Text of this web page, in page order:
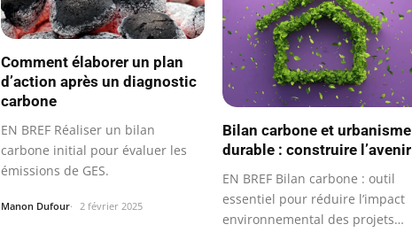
Comment élaborer un plan
d’action après un diagnostic
carbone
EN BREF Réaliser un bilan
carbone initial pour évaluer les
émissions de GES.
Manon Dufour 2 février 2025
Bilan carbone et urbanisme
durable : construire l’avenir
EN BREF Bilan carbone : outil
essentiel pour réduire l’impact
environnemental des projets